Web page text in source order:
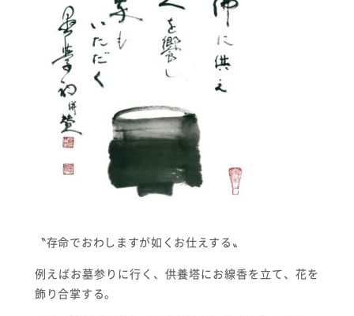
〝存命でおわしますが如くお仕えする〟
例えばお墓参りに行く、供養塔にお線香を立て、花を
飾り合掌する。